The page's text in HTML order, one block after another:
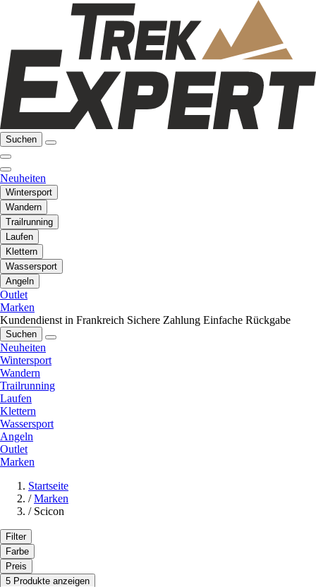
Suchen
Neuheiten
Wintersport
Wandern
Trailrunning
Laufen
Klettern
Wassersport
Angeln
Outlet
Marken
Kundendienst in Frankreich Sichere Zahlung Einfache Rückgabe
Suchen
Neuheiten
Wintersport
Wandern
Trailrunning
Laufen
Klettern
Wassersport
Angeln
Outlet
Marken
Startseite
/ Marken
/ Scicon
Filter
Farbe
Preis
5 Produkte anzeigen